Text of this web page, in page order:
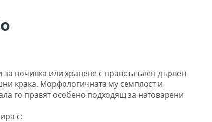
почивка или хранене с правоъгълен дървен
крака. Морфологичната му семплост и
го правят особено подходящ за натоварени
с: